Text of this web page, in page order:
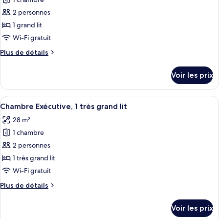
lit
pour
ce
type
chambre :
grand
lit
2 personnes
1 grand lit
Wi-Fi gratuit
Plus de détails
Plus
le
type
de
Chambre
Classique,
grand
lit
Voir les prix
Afficher
toutes
les
photos
pour
ce
type
chambre :
Une chambre d’hôtel avec un
6
Chambre Exécutive, 1 très grand lit
28 m²
1 chambre
2 personnes
1 très grand lit
Wi-Fi gratuit
Plus de détails
Plus
Voir les prix